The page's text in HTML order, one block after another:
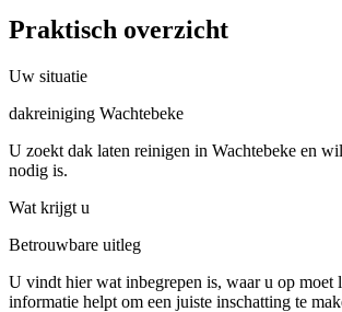
Praktisch overzicht
Uw situatie
dakreiniging Wachtebeke
U zoekt dak laten reinigen in Wachtebeke en
nodig is.
Wat krijgt u
Betrouwbare uitleg
U vindt hier wat inbegrepen is, waar u op moet
informatie helpt om een juiste inschatting te